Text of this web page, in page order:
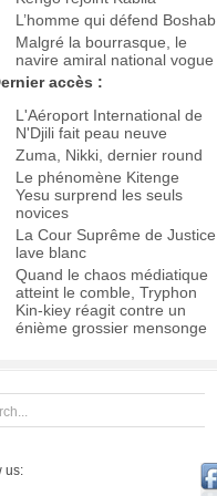
L’homme qui défend Boshab
Malgré la bourrasque, le
navire amiral national vogue
accès :
L'Aéroport International de
N'Djili fait peau neuve
Zuma, Nikki, dernier round
Le phénomène Kitenge
Yesu surprend les seuls
novices
La Cour Suprême de Justice
lave blanc
Quand le chaos médiatique
atteint le comble, Tryphon
Kin-kiey réagit contre un
énième grossier mensonge
us: